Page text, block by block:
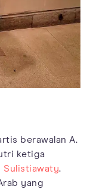
berawalan A.
ketiga
Sulistiawaty.
yang